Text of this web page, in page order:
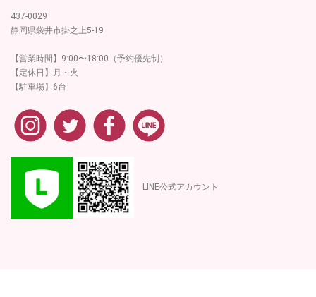
437-0029
静岡県袋井市掛之上5-19
【営業時間】9:00〜18:00（予約優先制）
【定休日】月・火
【駐車場】6台
LINE公式アカウント